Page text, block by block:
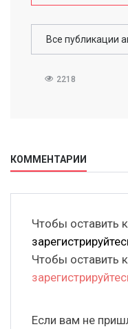
Все публикации
2218
КОММЕНТАРИИ
Чтобы оставить
Чтобы оставить
Если вам не